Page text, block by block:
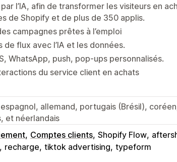
l’IA, afin de transformer les visiteurs en
de Shopify et de plus de 350 applis.
campagnes prêtes à l’emploi
flux avec l’IA et les données.
WhatsApp, push, pop-ups personnalisés.
du service client en achats
allemand, portugais (Brésil),
et néerlandais
Comptes clients Shopify Flow
recharge tiktok advertising typeform